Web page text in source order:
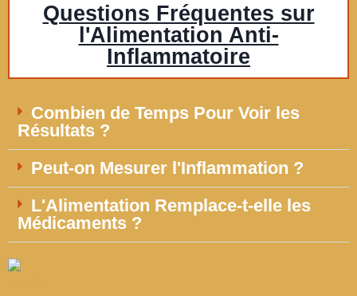
Questions Fréquentes sur
l'Alimentation Anti-
Inflammatoire
Combien de Temps Pour Voir les
Résultats ?
Peut-on Mesurer l'Inflammation ?
L'Alimentation Remplace-t-elle les
Médicaments ?